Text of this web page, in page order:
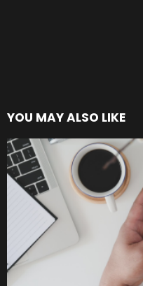
YOU MAY ALSO LIKE